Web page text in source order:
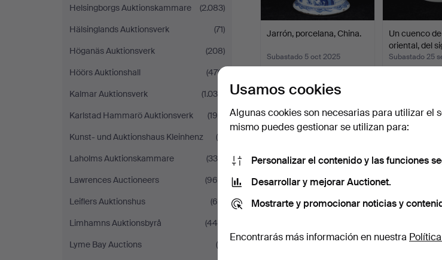
Helsingborgs Auktionskammare
(2.083)
Hälsinglands Auktionsverk
(71)
Höganäs Auktionsverk
(208)
Höörs Auktionshall
(470)
Kalmar Auktionsverk
(1.036)
Karlstad Hammarö Auktionsverk
(195)
Kunst- und Auktionshaus Kleinhenz
(5)
Laholms Auktionskammare
(339)
Lawrences Auctioneers
(969)
Leiflers Auktionshus
(64)
Limhamns Auktionsbyrå
(444)
Lyme Bay Auctions
(6)
Jarrón, porcelana, China.
Subastado 5 oct 2025
Un cuenco
oriental, del
Subastado 25
Plato de gres porcelánico,
rosa familiar, …
Una maceta
siglo XX,
Usamos cookies
Algunas cookies son necesarias para utilizar el
mismo puedes gestionar se utilizan para:
Personalizar el contenido y las funciones
Desarrollar y mejorar Auctionet.
Mostrarte y promocionar noticias y
Encontrarás más información en nuestra